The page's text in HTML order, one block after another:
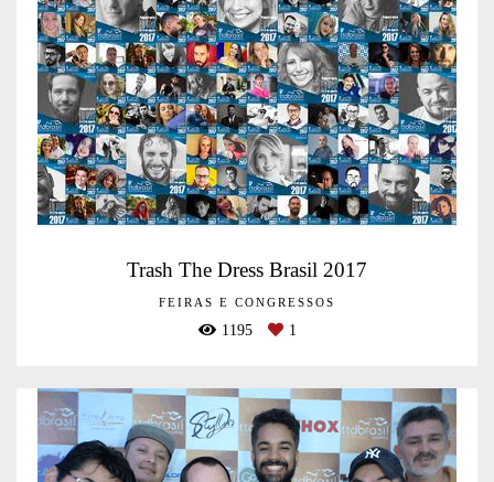
Trash The Dress Brasil 2017
FEIRAS E CONGRESSOS
1195 1